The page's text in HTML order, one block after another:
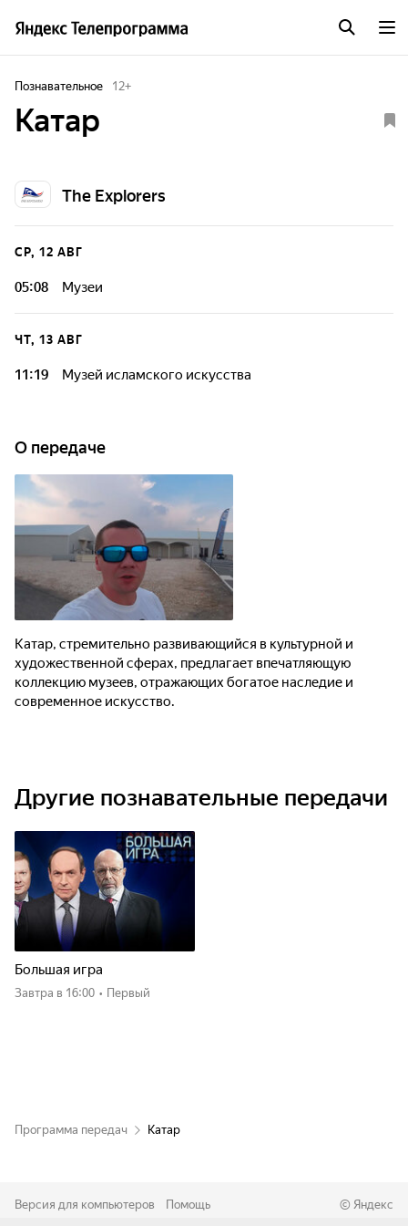
Познавательное 12+
Катар
The Explorers
СР, 12 АВГ
05:08 Музеи
ЧТ, 13 АВГ
11:19 Музей исламского искусства
О передаче
Катар, стремительно развивающийся в культурной и
художественной сферах, предлагает впечатляющую
коллекцию музеев, отражающих богатое наследие и
современное искусство.
Другие познавательные передачи
Большая игра
Завтра в 16:00 • Первый
Программа передач Катар
Версия для компьютеров Помощь © Яндекс